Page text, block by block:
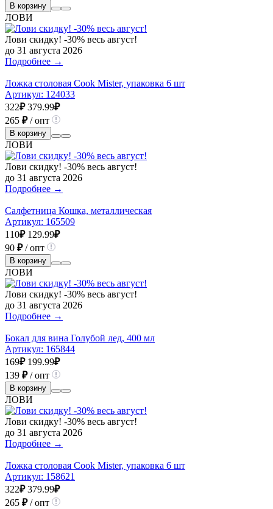
В корзину
ЛОВИ
Лови скидку! -30% весь август!
до 31 августа 2026
Подробнее →
Ложка столовая Cook Mister, упаковка 6 шт
Артикул: 124033
322₽ 379.99₽
265 ₽/ опт
В корзину
ЛОВИ
Лови скидку! -30% весь август!
до 31 августа 2026
Подробнее →
Салфетница Кошка, металлическая
Артикул: 165509
110₽ 129.99₽
90 ₽/ опт
В корзину
ЛОВИ
Лови скидку! -30% весь август!
до 31 августа 2026
Подробнее →
Бокал для вина Голубой лед, 400 мл
Артикул: 165844
169₽ 199.99₽
139 ₽/ опт
В корзину
ЛОВИ
Лови скидку! -30% весь август!
до 31 августа 2026
Подробнее →
Ложка столовая Cook Mister, упаковка 6 шт
Артикул: 158621
322₽ 379.99₽
265 ₽/ опт